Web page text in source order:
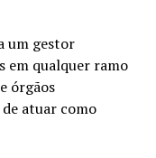
um gestor
em qualquer ramo
órgãos
atuar como